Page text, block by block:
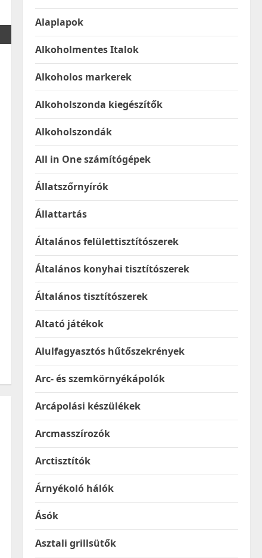
Alaplapok
Alkoholmentes Italok
Alkoholos markerek
Alkoholszonda kiegészítők
Alkoholszondák
All in One számítógépek
Állatszőrnyírók
Állattartás
Általános felülettisztítószerek
Általános konyhai tisztítószerek
Általános tisztítószerek
Altató játékok
Alulfagyasztós hűtőszekrények
Arc- és szemkörnyékápolók
Arcápolási készülékek
Arcmasszírozók
Arctisztítók
Árnyékoló hálók
Ásók
Asztali grillsütők